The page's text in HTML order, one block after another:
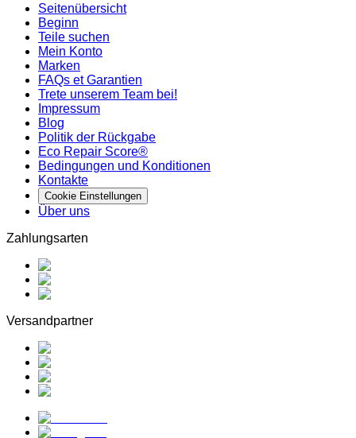
Seitenübersicht
Beginn
Teile suchen
Mein Konto
Marken
FAQs et Garantien
Trete unserem Team bei!
Impressum
Blog
Politik der Rückgabe
Eco Repair Score®
Bedingungen und Konditionen
Kontakte
Cookie Einstellungen
Über uns
Zahlungsarten
Versandpartner